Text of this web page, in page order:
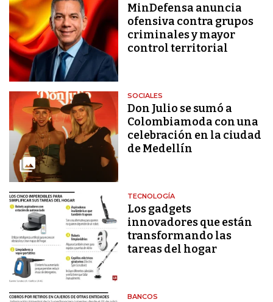
MinDefensa anuncia
ofensiva contra grupos
criminales y mayor
control territorial
SOCIALES
Don Julio se sumó a
Colombiamoda con una
celebración en la ciudad
de Medellín
TECNOLOGÍA
Los gadgets
innovadores que están
transformando las
tareas del hogar
BANCOS